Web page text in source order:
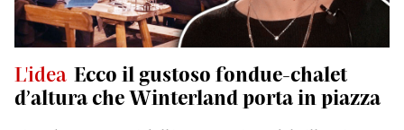
L'idea Ecco il gustoso fondue-chalet
d’altura che Winterland porta in piazza